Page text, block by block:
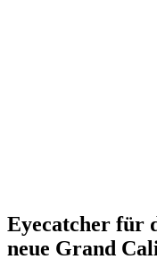
Eyecatcher für
neue Grand